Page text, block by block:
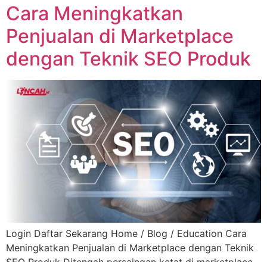
Cara Meningkatkan
Penjualan di Marketplace
dengan Teknik SEO Produk
Login Daftar Sekarang Home / Blog / Education Cara
Meningkatkan Penjualan di Marketplace dengan Teknik